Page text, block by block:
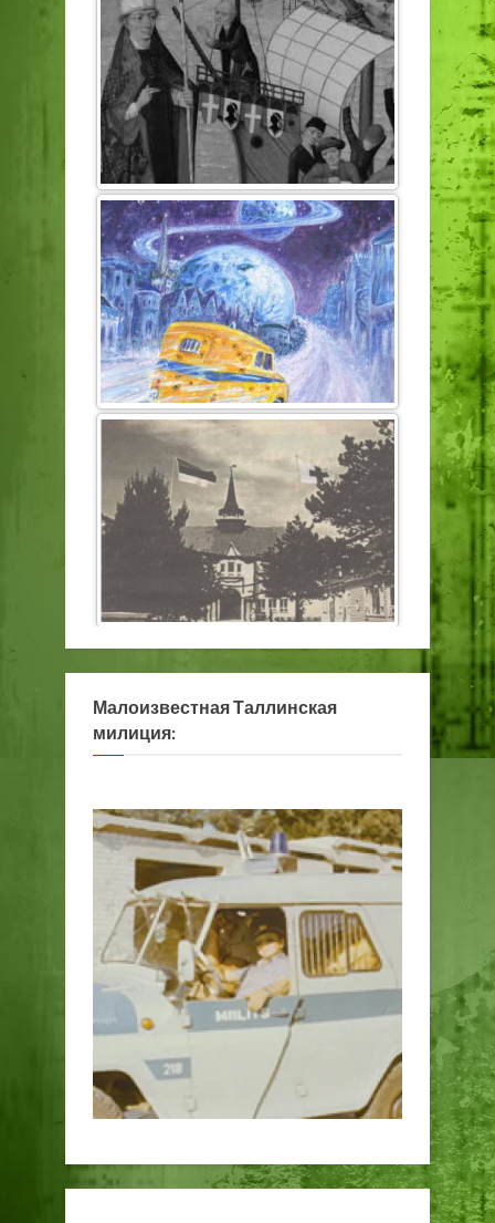
Малоизвестная Таллинская
милиция: